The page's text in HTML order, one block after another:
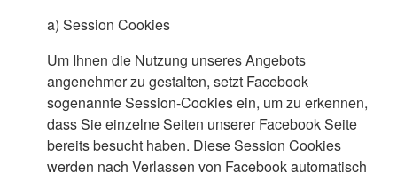
a) Session Cookies
Um Ihnen die Nutzung unseres Angebots
angenehmer zu gestalten, setzt Facebook
sogenannte Session-Cookies ein, um zu erkennen,
dass Sie einzelne Seiten unserer Facebook Seite
bereits besucht haben. Diese Session Cookies
werden nach Verlassen von Facebook automatisch